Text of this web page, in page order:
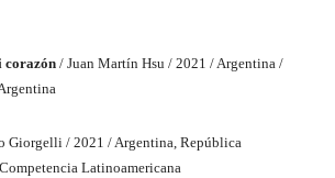
corazón / Juan Martín Hsu / 2021 / Argentina /
Giorgelli / 2021 / Argentina, República
Latinoamericana